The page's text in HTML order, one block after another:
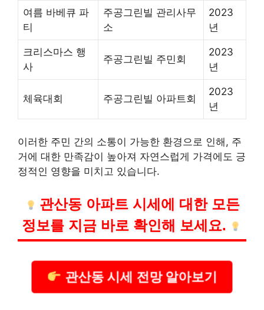
여름 바베큐 파
티
주공그린빌 관리사무
소
2023
년
크리스마스 행
사
주공그린빌 주민회
2023
년
체육대회 주공그린빌 아파트회
2023
년
이러한 주민 간의 소통이 가능한 환경으로 인해, 주
거에 대한 만족감이 높아져 자연스럽게 가격에도 긍
정적인 영향을 미치고 있습니다.
관산동 아파트 시세에 대한 모든
정보를 지금 바로 확인해 보세요.
관산동 시세 전망 알아보기